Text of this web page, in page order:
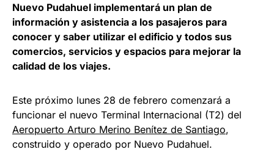
Nuevo Pudahuel implementará un plan de
información y asistencia a los pasajeros para
conocer y saber utilizar el edificio y todos sus
comercios, servicios y espacios para mejorar la
calidad de los viajes.
Este próximo lunes 28 de febrero comenzará a
funcionar el nuevo Terminal Internacional (T2) del
Aeropuerto Arturo Merino Benítez de Santiago,
construido y operado por Nuevo Pudahuel.